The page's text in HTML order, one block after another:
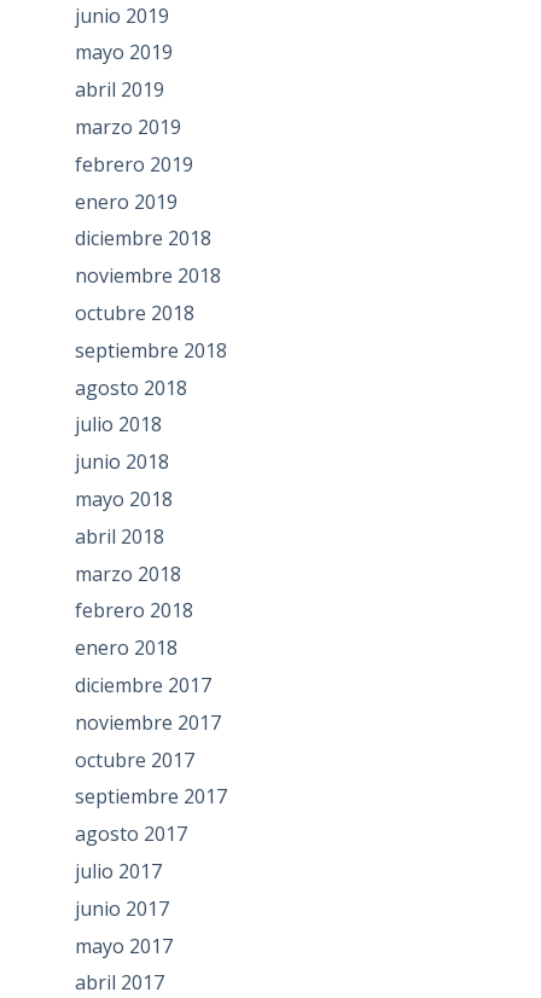
junio 2019
mayo 2019
abril 2019
marzo 2019
febrero 2019
enero 2019
diciembre 2018
noviembre 2018
octubre 2018
septiembre 2018
agosto 2018
julio 2018
junio 2018
mayo 2018
abril 2018
marzo 2018
febrero 2018
enero 2018
diciembre 2017
noviembre 2017
octubre 2017
septiembre 2017
agosto 2017
julio 2017
junio 2017
mayo 2017
abril 2017